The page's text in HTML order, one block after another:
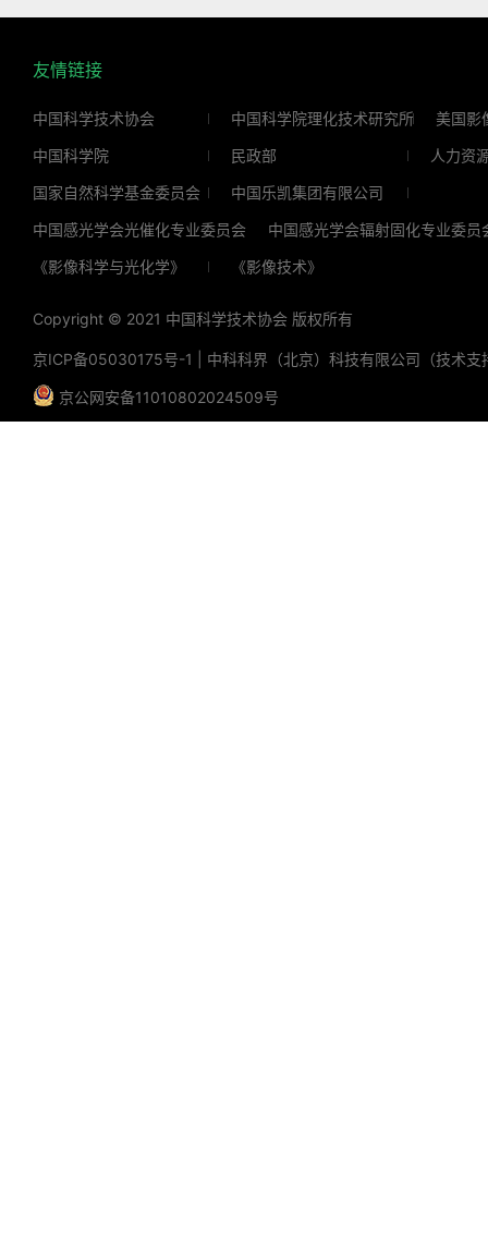
友情链接
中国科学技术协会 中国科学院理化技术研究所
美国影
中国科学院
民政部
人力资
国家自然科学基金委员会
中国乐凯集团有限公司
中国感光学会光催化专业委员会
中国感光学会辐射固化专业委员
《影像科学与光化学》
《影像技术》
Copyright © 2021 中国科学技术协会 版权所有
京ICP备05030175号-1 中科科界（北京）科技有限公司（技术支
京公网安备11010802024509号